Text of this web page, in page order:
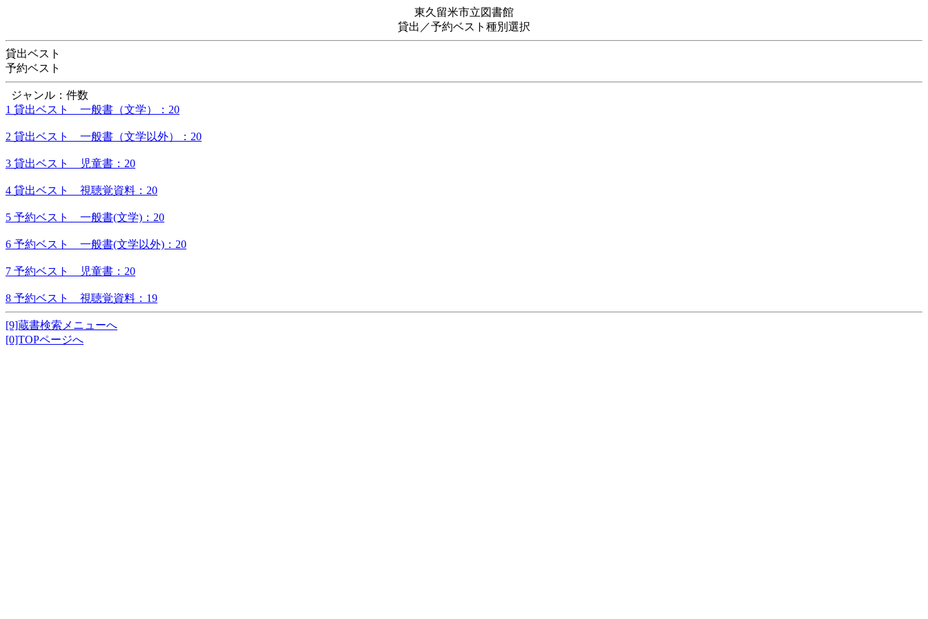
東久留米市立図書館
貸出／予約ベスト種別選択
貸出ベスト
予約ベスト
ジャンル：件数
1 貸出ベスト 一般書（文学）：20
2 貸出ベスト 一般書（文学以外）：20
3 貸出ベスト 児童書：20
4 貸出ベスト 視聴覚資料：20
5 予約ベスト 一般書(文学)：20
6 予約ベスト 一般書(文学以外)：20
7 予約ベスト 児童書：20
8 予約ベスト 視聴覚資料：19
[9]蔵書検索メニューへ
[0]TOPページへ